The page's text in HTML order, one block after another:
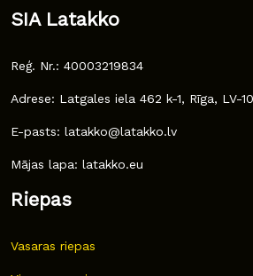
SIA Latakko
Reģ. Nr.: 40003219834
Adrese: Latgales iela 462 k-1, Rīga, LV-
E-pasts: latakko@latakko.lv
Mājas lapa: latakko.eu
Riepas
Vasaras riepas